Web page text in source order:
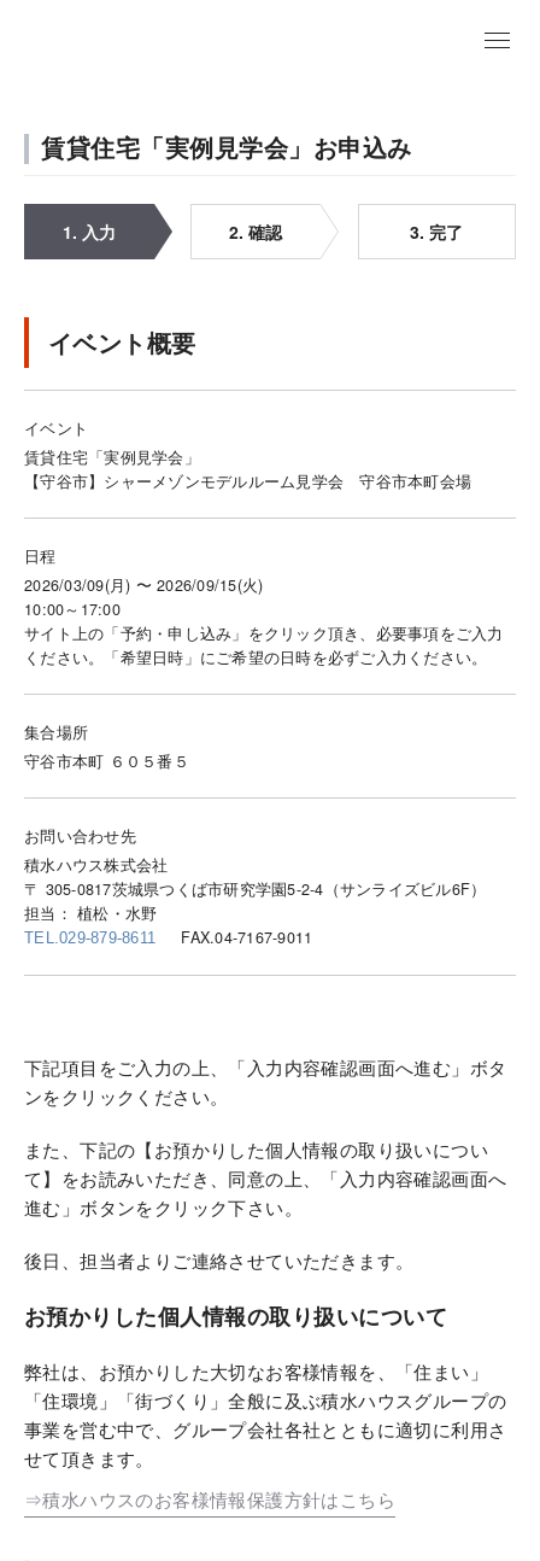
賃貸住宅「実例見学会」お申込み
1. 入力 2. 確認 3. 完了
イベント概要
イベント
賃貸住宅「実例見学会」
【守谷市】シャーメゾンモデルルーム見学会 守谷市本町会場
日程
2026/03/09(月) 〜 2026/09/15(火)
10:00～17:00
サイト上の「予約・申し込み」をクリック頂き、必要事項をご入力
ください。「希望日時」にご希望の日時を必ずご入力ください。
集合場所
守谷市本町 ６０５番５
お問い合わせ先
積水ハウス株式会社
〒 305-0817茨城県つくば市研究学園5-2-4（サンライズビル6F）
担当： 植松・水野
TEL.029-879-8611 FAX.04-7167-9011
下記項目をご入力の上、「入力内容確認画面へ進む」ボタ
ンをクリックください。
また、下記の【お預かりした個人情報の取り扱いについ
て】をお読みいただき、同意の上、「入力内容確認画面へ
進む」ボタンをクリック下さい。
後日、担当者よりご連絡させていただきます。
お預かりした個人情報の取り扱いについて
弊社は、お預かりした大切なお客様情報を、「住まい」
「住環境」「街づくり」全般に及ぶ積水ハウスグループの
事業を営む中で、グループ会社各社とともに適切に利用さ
せて頂きます。
⇒積水ハウスのお客様情報保護方針はこちら